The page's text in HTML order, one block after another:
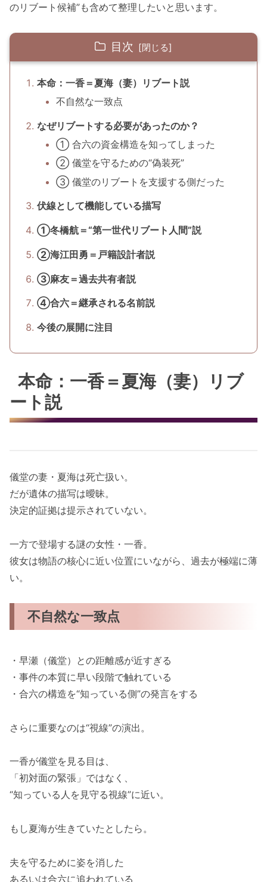
のリブート候補”も含めて整理したいと思います。
目次
本命：一香＝夏海（妻）リブート説
不自然な一致点
なぜリブートする必要があったのか？
① 合六の資金構造を知ってしまった
② 儀堂を守るための“偽装死”
③ 儀堂のリブートを支援する側だった
伏線として機能している描写
①冬橋航＝“第一世代リブート人間”説
②海江田勇＝戸籍設計者説
③麻友＝過去共有者説
④合六＝継承される名前説
今後の展開に注目
本命：一香＝夏海（妻）リブ
ート説
儀堂の妻・夏海は死亡扱い。
だが遺体の描写は曖昧。
決定的証拠は提示されていない。
一方で登場する謎の女性・一香。
彼女は物語の核心に近い位置にいながら、過去が極端に薄
い。
不自然な一致点
・早瀬（儀堂）との距離感が近すぎる
・事件の本質に早い段階で触れている
・合六の構造を“知っている側”の発言をする
さらに重要なのは“視線”の演出。
一香が儀堂を見る目は、
「初対面の緊張」ではなく、
“知っている人を見守る視線”に近い。
もし夏海が生きていたとしたら。
夫を守るために姿を消した
あるいは合六に追われている